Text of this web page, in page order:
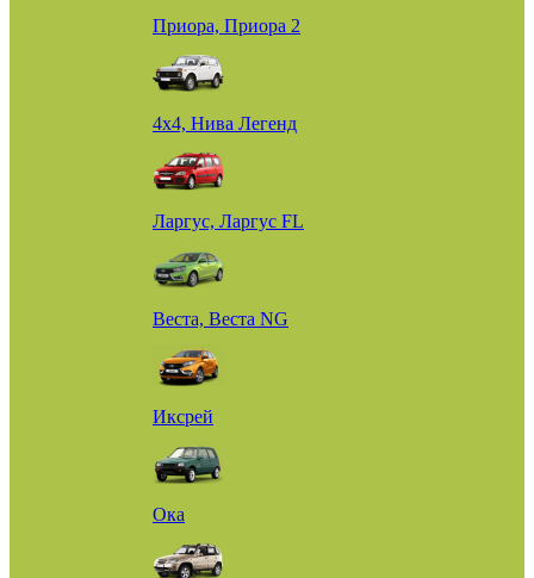
Приора, Приора 2
4х4, Нива Легенд
Ларгус, Ларгус FL
Веста, Веста NG
Иксрей
Ока